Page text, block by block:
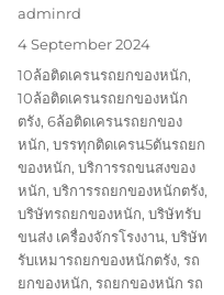
Author
adminrd
Posted
4 September 2024
Tags
10ล้อติดเครนรถยกของหนัก,
10ล้อติดเครนรถยกของหนัก
ตรัง, 6ล้อติดเครนรถยกของ
หนัก, บรรทุกติดเครน5ตันรถยก
ของหนัก, บริการรถขนสงของ
หนัก, บริการรถยกของหนักตรัง,
บริษัทรถยกของหนัก, บริษัทรับ
ขนส่ง เครื่องจักรโรงงาน, บริษัท
รับเหมารถยกของหนักตรัง, รถ
ยกของหนัก, รถยกของหนัก รถ